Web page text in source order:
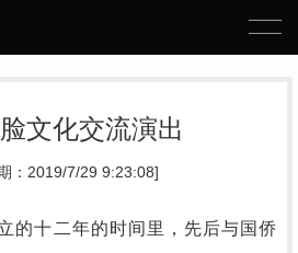
文化交流演出
：2019/7/29 9:23:08]
的十二年的时间里，先后与国侨